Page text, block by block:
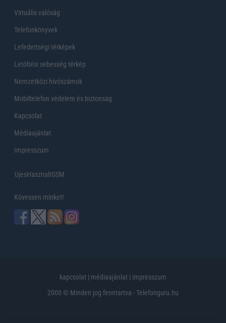
Virtuális valóság
Telefonkönyvek
Lefedettségi térképek
Letöltési sebesség térkép
Nemzetközi hívószámok
Mobiltelefon védelem és biztonság
Kapcsolat
Médiaajánlat
Impresszum
UjesHasznaltGSM
Kövessen minket!
kapcsolat | médiaajánlat | impresszum
2000 © Minden jog fenntartva - Telefonguru.hu